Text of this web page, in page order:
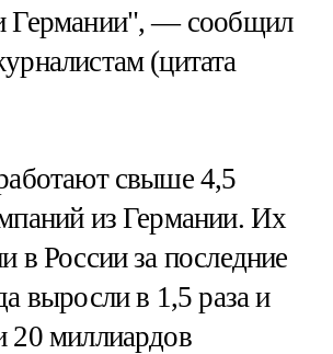
Германии", — сообщил
(цитата
свыше 4,5
из Германии. Их
в России за последние
выросли в 1,5 раза и
20 миллиардов